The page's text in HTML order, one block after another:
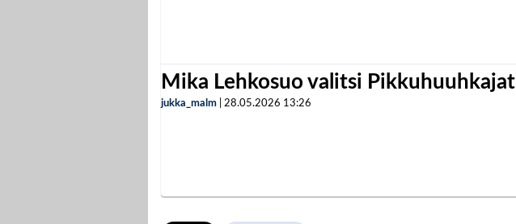
Mika Lehkosuo valitsi Pikkuhuuhkajat
jukka_malm 28.05.2026 13:26